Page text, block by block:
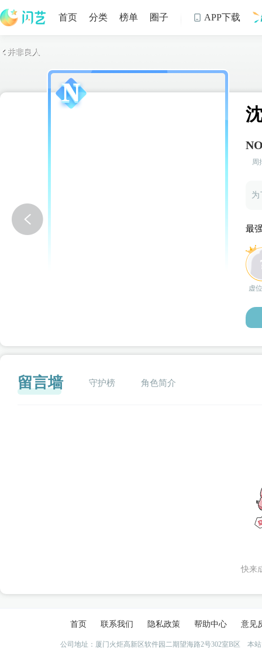
首页 分类 榜单 圈子  APP下载
 并非良人
周
为
最
虚
留言墙 守护榜 角色简介
快来
首页 联系我们 隐私政策 帮助中心 意见
公司地址：厦门火炬高新区软件园二期望海路2号302室B区 本